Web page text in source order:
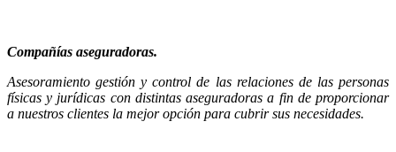
Compañías aseguradoras.
Asesoramiento gestión y control de las relaciones de las personas
físicas y jurídicas con distintas aseguradoras a fin de proporcionar
a nuestros clientes la mejor opción para cubrir sus necesidades.